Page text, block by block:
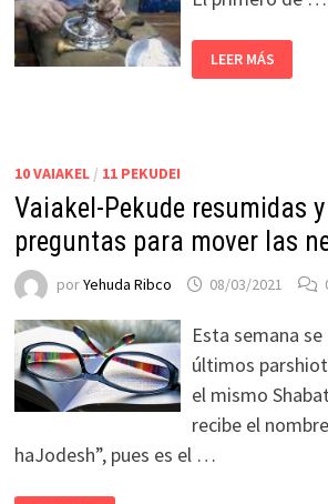
LEER MÁS
10 VAIAKEL/ 11 PEKUDEI
Vaiakel-Pekude resumidas
preguntas para mover las
porYehuda Ribco 08/03/2021
Esta semana
últimos
el mismo
recibe el
haJodesh”, pues es el …